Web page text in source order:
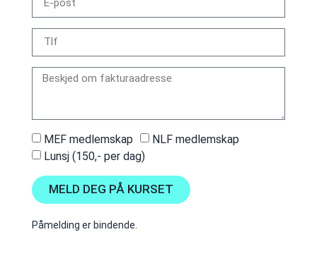
MEF medlemskap
NLF medlemskap
Lunsj (150,- per dag)
MELD DEG PÅ KURSET
Påmelding er bindende.